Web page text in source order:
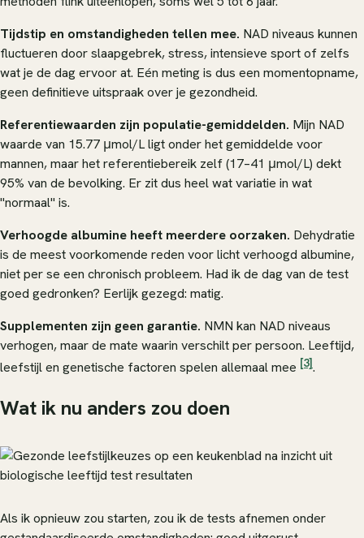
Tijdstip en omstandigheden tellen mee. NAD niveaus kunnen
fluctueren door slaapgebrek, stress, intensieve sport of zelfs
wat je de dag ervoor at. Eén meting is dus een momentopname,
geen definitieve uitspraak over je gezondheid.
Referentiewaarden zijn populatie-gemiddelden. Mijn NAD
waarde van 15.77 μmol/L ligt onder het gemiddelde voor
mannen, maar het referentiebereik zelf (17–41 μmol/L) dekt
95% van de bevolking. Er zit dus heel wat variatie in wat
"normaal" is.
Verhoogde albumine heeft meerdere oorzaken. Dehydratie
is de meest voorkomende reden voor licht verhoogd albumine,
niet per se een chronisch probleem. Had ik de dag van de test
goed gedronken? Eerlijk gezegd: matig.
Supplementen zijn geen garantie. NMN kan NAD niveaus
verhogen, maar de mate waarin verschilt per persoon. Leeftijd,
leefstijl en genetische factoren spelen allemaal mee [3].
Wat ik nu anders zou doen
Als ik opnieuw zou starten, zou ik de tests afnemen onder